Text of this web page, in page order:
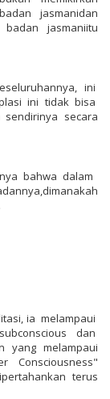
jasmanidan
jasmaniitu
ini
ini tidak bisa
secara
bahwa dalam
ia melampaui
dan
yang melampaui
Consciousness"
terus